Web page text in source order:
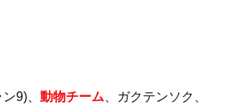
9)、 動物チーム 、ガクテンソク、